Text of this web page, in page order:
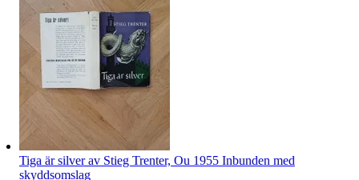
Tiga är silver av Stieg Trenter, Ou 1955 Inbunden med
skyddsomslag